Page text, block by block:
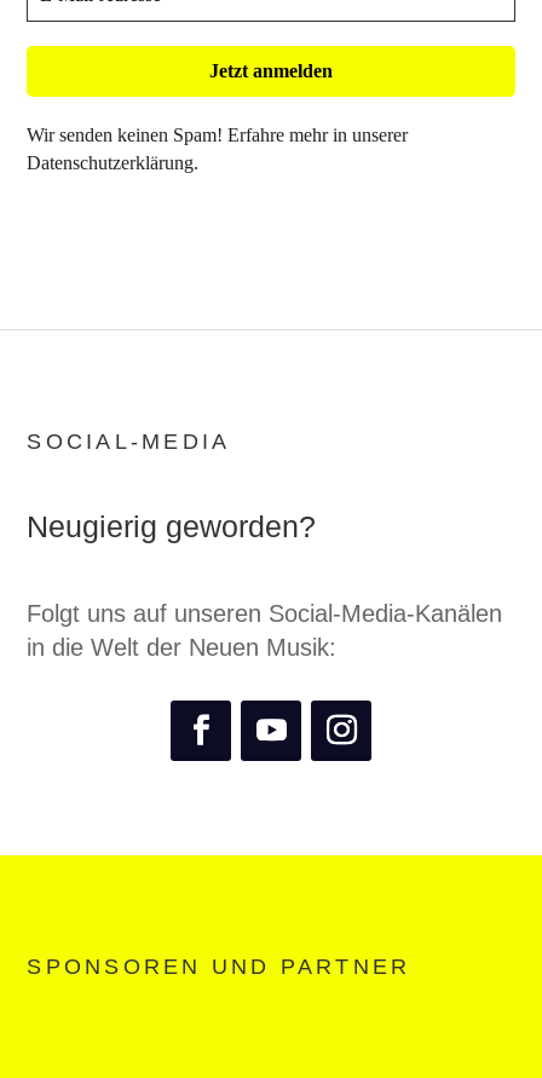
Wir senden keinen Spam! Erfahre mehr in unserer
Datenschutzerklärung.
SOCIAL-MEDIA
Neugierig geworden?
Folgt uns auf unseren Social-Media-Kanälen
in die Welt der Neuen Musik:
SPONSOREN UND PARTNER